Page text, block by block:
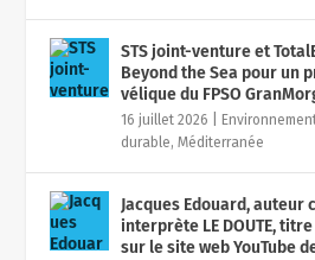
STS joint-venture et
Beyond the Sea pour un
vélique du FPSO
16 juillet 2026
durable,Méditerranée
Jacques Edouard, auteur
interprète LE DOUTE,
sur le site web YouTube